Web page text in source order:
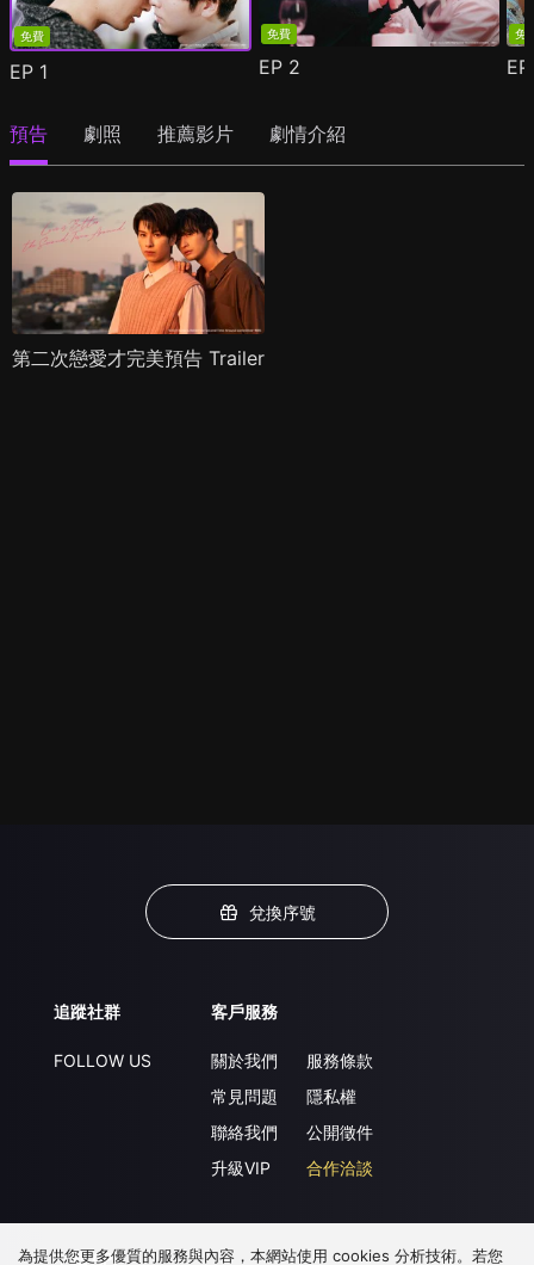
免費
EP 1
免費
EP 2
免
預告 劇照 推薦影片 劇情介紹
第二次戀愛才完美預告 Trailer
兌換序號
追蹤社群
FOLLOW US
客戶服務
關於我們
常見問題
聯絡我們
升級VIP
服務條款
隱私權
公開徵件
合作洽談
下載 APP
為提供您更多優質的服務與內容，本網站使用 cookies 分析技術。若您